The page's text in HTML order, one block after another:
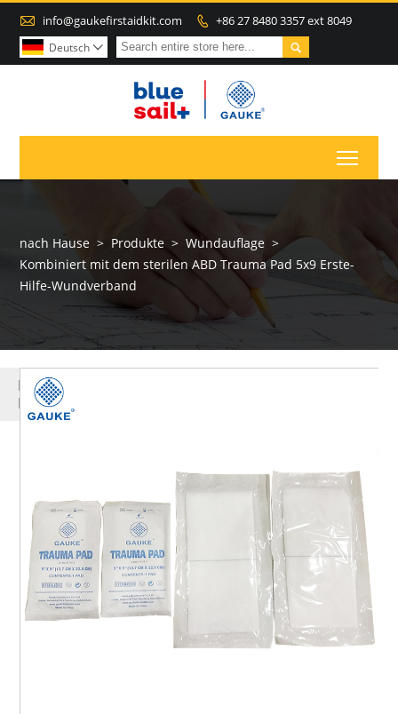
 info@gaukefirstaidkit.com  +86 27 8480 3357 ext 8049

Deutsch 
nach Hause > Produkte > Wundauflage >
Kombiniert mit dem sterilen ABD Trauma Pad 5x9 Erste-
Hilfe-Wundverband
MEHR
PRODUKTE